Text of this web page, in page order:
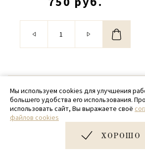
© 2020 - 2026 SamPack
+ 7 (918) 699-97-
zakaz@sampack.store
Дизайн и разработка сайта
Мы используем cookies для улучшения
большего удобства его использования.
использовать сайт, Вы выражаете своё
файлов cookies
ХОРОШО